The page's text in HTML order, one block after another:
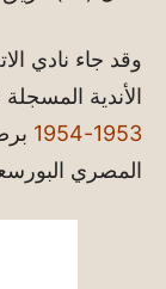
وقد جاء نادي
الأندية
1953-1954
المصري